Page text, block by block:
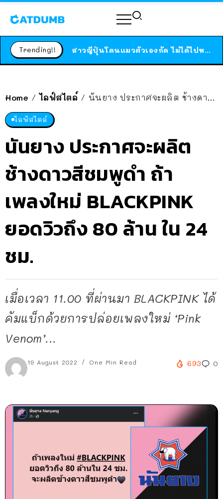
Trending!! ได้เวลาเด็กหนวดรวมตัว RF Online Next เปิดให้เล่นแล้ว เกม Sci-Fi MMORPG ระดับตำนาน เล่นได้ทั้งมือถือและ PC
Home / ไลฟ์สไตล์ / นันยาง ประกาศจะผลิต ช้างดาวสีชมพูดำ ถ้าเพลงใหม่ BLACKPINK ยอดวิวถึง 80 ล้าน ใน 24 ชม.
ไลฟ์สไตล์
นันยาง ประกาศจะผลิต
ช้างดาวสีชมพูดำ ถ้า
เพลงใหม่ BLACKPINK
ยอดวิวถึง 80 ล้าน ใน 24
ชม.
เมื่อเวลา 11.00 ที่ผ่านมา BLACKPINK ได้
คัมแบ็กด้วยการปล่อยเพลงใหม่ ‘Pink
Venom’...
19 August 2022 One Min Read 693 0